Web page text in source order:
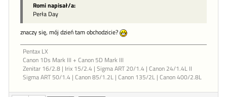
Romi napisał/a:
Perła Day
znaczy się, mój dzień tam obchodzicie?
Pentax LX
Canon 1Ds Mark III + Canon 5D Mark III
Zenitar 16/2.8 | Irix 15/2.4 | Sigma ART 20/1.4 | Canon 24/1.4L II
Sigma ART 50/1.4 | Canon 85/1.2L | Canon 135/2L | Canon 400/2.8L